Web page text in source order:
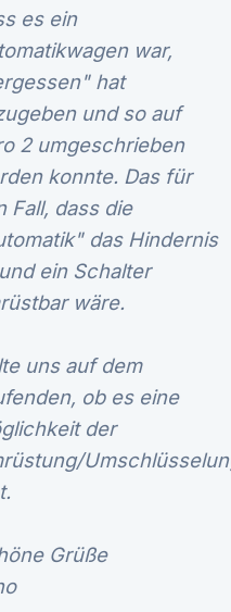
es ein
war,
hat
und so auf
2 umgeschrieben
konnte. Das für
Fall, dass die
das Hindernis
ein Schalter
wäre.
uns auf dem
ob es eine
der
Grüße